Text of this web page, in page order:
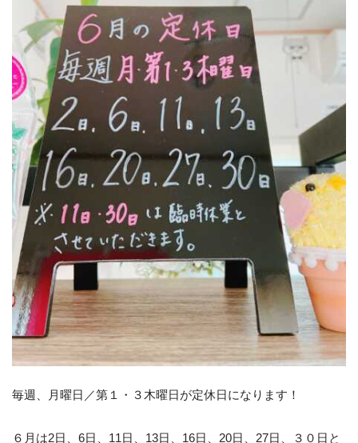
毎週、月曜日／第１・３木曜日が定休日になります！
６月は2日、6日、11日、13日、16日、20日、27日、３０日と